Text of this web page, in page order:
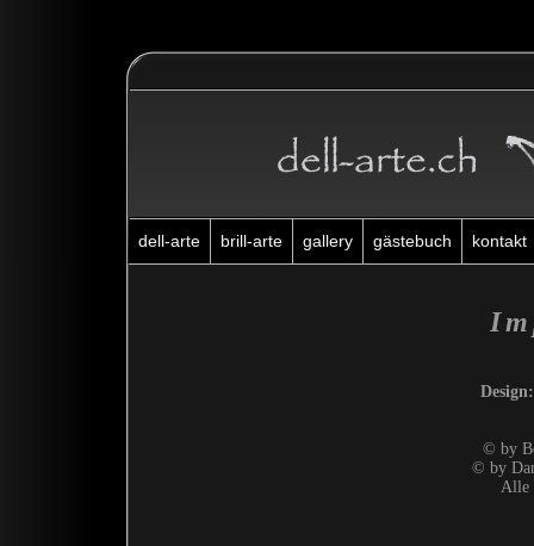
dell-arte brill-arte gallery gästebuch kontakt
Design:
© by
© by
Alle